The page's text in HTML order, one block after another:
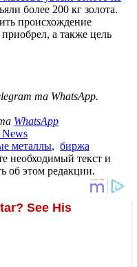
более 200 кг золота.
происхождение
а также цель
та WhatsApp.
WhatsApp
News
металлы, биржа
необходимый текст и
об этом редакции.